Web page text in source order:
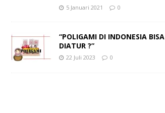
5 Januari 2021 0
“POLIGAMI DI INDONESIA BISA
DIATUR ?”
22 Juli 2023 0